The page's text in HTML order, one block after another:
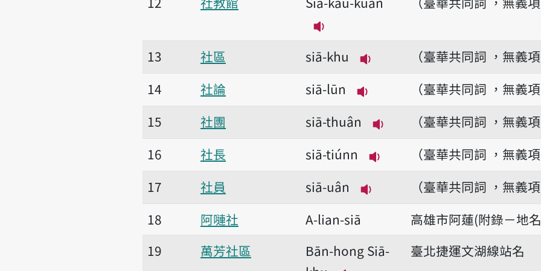
播放音讀Siā-kàu-kuán
13 社區
siā-khu
播放音讀siā-khu
（臺華共同詞 ，無義項
14
社論
siā-lūn
播放音讀siā-lūn
（臺華共同詞 ，無義項
15
社團
siā-thuân
播放音讀siā-thuân
（臺華共同詞 ，無義項
16
社長
siā-tiúnn
播放音讀siā-tiúnn
（臺華共同詞 ，無義項
17
社員
siā-uân
播放音讀siā-uân
（臺華共同詞 ，無義項
18
阿嗹社 A-lian-siā
高雄市阿蓮(附錄－地
19
萬芳社區
Bān-hong Siā-
臺北捷運文湖線站名